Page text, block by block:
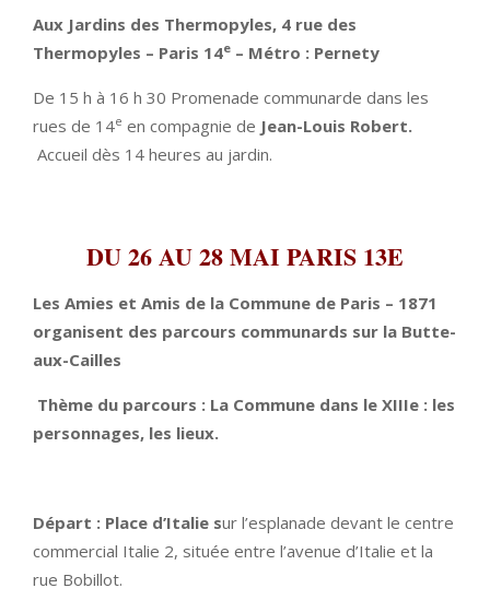
Aux Jardins des Thermopyles, 4 rue des
Thermopyles – Paris 14e – Métro : Pernety
De 15 h à 16 h 30 Promenade communarde dans les
rues de 14e en compagnie de Jean-Louis Robert.
Accueil dès 14 heures au jardin.
DU 26 AU 28 MAI PARIS 13E
Les Amies et Amis de la Commune de Paris – 1871
organisent des parcours communards sur la Butte-
aux-Cailles
Thème du parcours : La Commune dans le XIIIe : les
personnages, les lieux.
Départ : Place d’Italie sur l’esplanade devant le centre
commercial Italie 2, située entre l’avenue d’Italie et la
rue Bobillot.